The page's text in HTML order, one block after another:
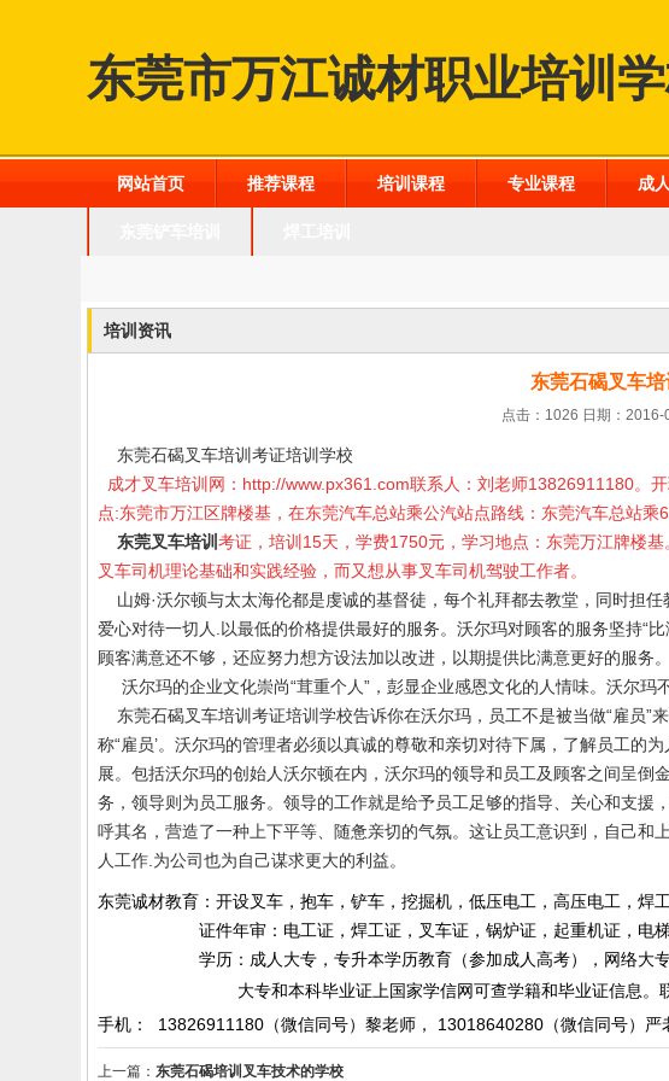
东莞市万江诚材职业培训
网站首页 推荐课程 培训课程 专业课程 成
培训资讯
东莞石碣叉车
点击：1026 日期：2016-
东莞石碣叉车培训考证培训学校
成才叉车培训网： http://www.px361.com联系人：刘老师13826911180。
点:东莞市万江区牌楼基，在东莞汽车总站乘公汽站点路线：东莞汽车总站乘
东莞叉车培训 考证，培训15天，学费1750元，学习地点：东莞万江牌楼
叉车司机理论基础和实践经验，而又想从事叉车司机驾驶工作者。
山姆·沃尔顿与太太海伦都是虔诚的基督徒，每个礼拜都去教堂，同时担
爱心对待一切人.以最低的价格提供最好的服务。沃尔玛对顾客的服务坚持“
顾客满意还不够，还应努力想方设法加以改进，以期提供比满意更好的服务
沃尔玛的企业文化崇尚“茸重个人”，彭显企业感恩文化的人情味。沃尔玛
东莞石碣叉车培训考证培训学校告诉你在沃尔玛，员工不是被当做“雇员”
称“雇员’。沃尔玛的管理者必须以真诚的尊敬和亲切对待下属，了解员工的
展。包括沃尔玛的创始人沃尔顿在内，沃尔玛的领导和员工及顾客之间呈
务，领导则为员工服务。领导的工作就是给予员工足够的指导、关心和支
呼其名，营造了一种上下平等、随惫亲切的气氛。这让员工意识到，自己
人工作.为公司也为自己谋求更大的利益。
东莞诚材教育：开设叉车，抱车，铲车，挖掘机，低压电工，高压电工，焊
证件年审：电工证，焊工证，叉车证，锅炉证，起重机证，电梯
学历：成人大专，专升本学历教育（参加成人高考），网络大专、
大专和本科毕业证上国家学信网可查学籍和毕业证信息。
手机： 13826911180（微信同号）黎老师， 13018640280 （微信同号）严
上一篇： 东莞石碣培训叉车技术的学校